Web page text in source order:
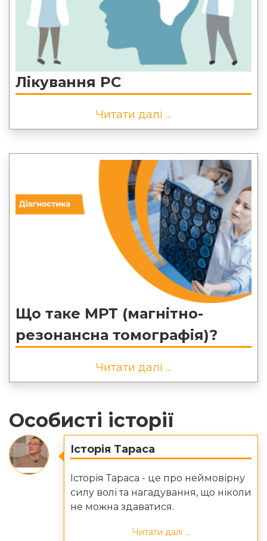
Лікування РС
Читати далі ...
Що таке МРТ (магнітно-
резонансна томографія)?
Читати далі ...
Особисті історії
Історія Тараса
Історія Тараса - це про неймовірну
силу волі та нагадування, що ніколи
не можна здаватися.
Читати далі ...